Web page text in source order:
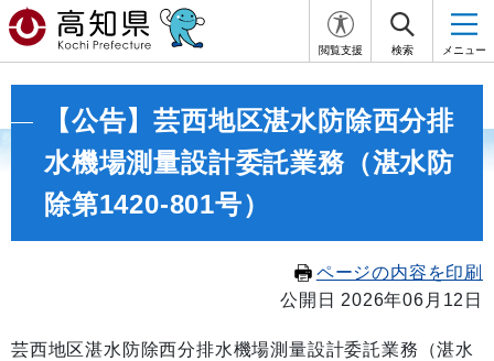
閲覧支援 検索 メニュー
【公告】芸西地区湛水防除西分排
水機場測量設計委託業務（湛水防
除第1420-801号）
ページの内容を印刷
公開日 2026年06月12日
芸西地区湛水防除西分排水機場測量設計委託業務（湛水